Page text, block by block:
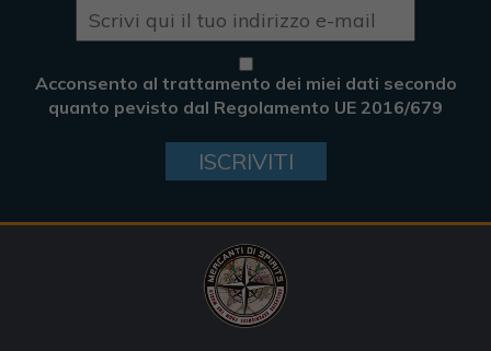
Acconsento al trattamento dei miei dati secondo
quanto pevisto dal Regolamento UE 2016/679
ISCRIVITI